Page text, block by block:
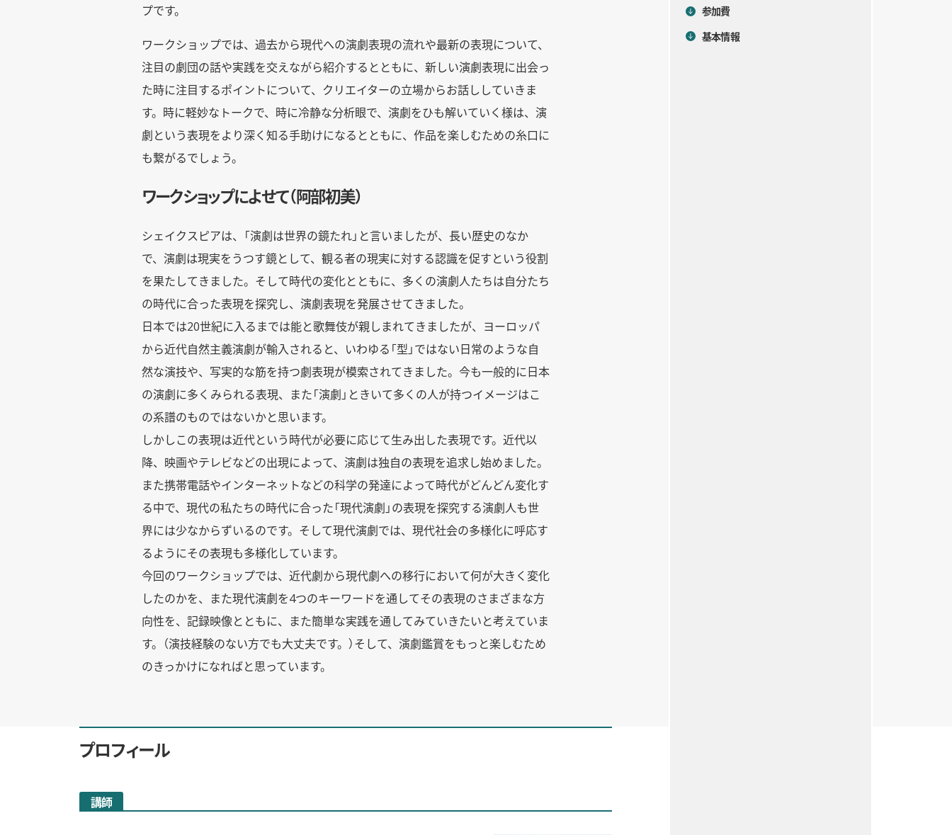
参加費
基本情報
プです。
ワークショップでは、過去から現代への演劇表現の流れや最新の表現について、
注目の劇団の話や実践を交えながら紹介するとともに、新しい演劇表現に出会っ
た時に注目するポイントについて、クリエイターの立場からお話ししていきま
す。時に軽妙なトークで、時に冷静な分析眼で、演劇をひも解いていく様は、演
劇という表現をより深く知る手助けになるとともに、作品を楽しむための糸口に
も繋がるでしょう。
ワークショップによせて（阿部初美）
シェイクスピアは、「演劇は世界の鏡たれ」と言いましたが、長い歴史のなか
で、演劇は現実をうつす鏡として、観る者の現実に対する認識を促すという役割
を果たしてきました。そして時代の変化とともに、多くの演劇人たちは自分たち
の時代に合った表現を探究し、演劇表現を発展させてきました。
日本では20世紀に入るまでは能と歌舞伎が親しまれてきましたが、ヨーロッパ
から近代自然主義演劇が輸入されると、いわゆる「型」ではない日常のような自
然な演技や、写実的な筋を持つ劇表現が模索されてきました。今も一般的に日本
の演劇に多くみられる表現、また「演劇」ときいて多くの人が持つイメージはこ
の系譜のものではないかと思います。
しかしこの表現は近代という時代が必要に応じて生み出した表現です。近代以
降、映画やテレビなどの出現によって、演劇は独自の表現を追求し始めました。
また携帯電話やインターネットなどの科学の発達によって時代がどんどん変化す
る中で、現代の私たちの時代に合った「現代演劇」の表現を探究する演劇人も世
界には少なからずいるのです。そして現代演劇では、現代社会の多様化に呼応す
るようにその表現も多様化しています。
今回のワークショップでは、近代劇から現代劇への移行において何が大きく変化
したのかを、また現代演劇を4つのキーワードを通してその表現のさまざまな方
向性を、記録映像とともに、また簡単な実践を通してみていきたいと考えていま
す。（演技経験のない方でも大丈夫です。）そして、演劇鑑賞をもっと楽しむため
のきっかけになればと思っています。
プロフィール
講師